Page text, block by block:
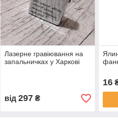
Лазерне гравіювання на
запальничках у Харкові
від 297₴
16